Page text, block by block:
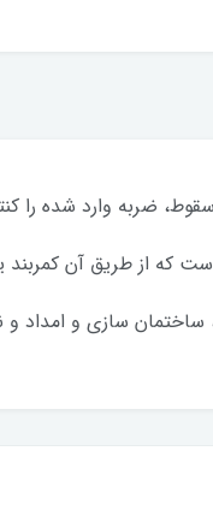
ضربه وارد شده
که از طریق آن
سازی و امداد و